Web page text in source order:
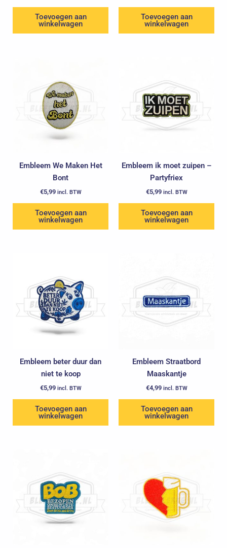
Toevoegen aan
winkelwagen
Toevoegen aan
winkelwagen
Embleem We Maken Het
Bont
€5,99 incl. BTW
Toevoegen aan
winkelwagen
Embleem ik moet zuipen –
Partyfriex
€5,99 incl. BTW
Toevoegen aan
winkelwagen
Embleem beter duur dan
niet te koop
€5,99 incl. BTW
Toevoegen aan
winkelwagen
Embleem Straatbord
Maaskantje
€4,99 incl. BTW
Toevoegen aan
winkelwagen